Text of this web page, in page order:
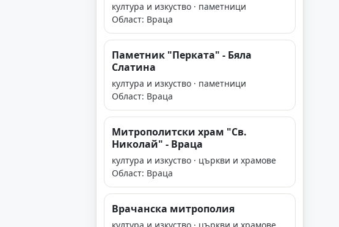
култура и изкуство · паметници
Област: Враца
Паметник "Перката" - Бяла
Слатина
култура и изкуство · паметници
Област: Враца
Митрополитски храм "Св.
Николай" - Враца
култура и изкуство · църкви и храмове
Област: Враца
Врачанска митрополия